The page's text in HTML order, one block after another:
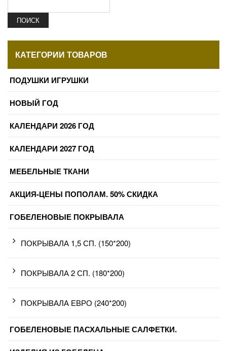
ПОИСК
КАТЕГОРИИ ТОВАРОВ
ПОДУШКИ ИГРУШКИ
НОВЫЙ ГОД
КАЛЕНДАРИ 2026 ГОД
КАЛЕНДАРИ 2027 ГОД
МЕБЕЛЬНЫЕ ТКАНИ
АКЦИЯ-ЦЕНЫ ПОПОЛАМ. 50% СКИДКА
ГОБЕЛЕНОВЫЕ ПОКРЫВАЛА
ПОКРЫВАЛА 1,5 СП. (150*200)
ПОКРЫВАЛА 2 СП. (180*200)
ПОКРЫВАЛА ЕВРО (240*200)
ГОБЕЛЕНОВЫЕ ПАСХАЛЬНЫЕ САЛФЕТКИ.